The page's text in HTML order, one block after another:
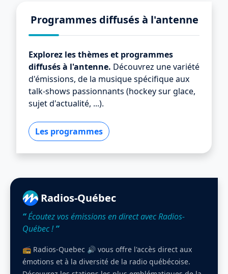
Programmes diffusés à l'antenne
Explorez les thèmes et programmes
diffusés à l'antenne. Découvrez une variété
d'émissions, de la musique spécifique aux
talk-shows passionnants (hockey sur glace,
sujet d'actualité, ...).
Les programmes
Radios-Québec
“Écoutez vos émissions en direct avec Radios-
Québec !”
📻 Radios-Quebec 🔊 vous offre l'accès direct aux
émotions et à la diversité de la radio québécoise.